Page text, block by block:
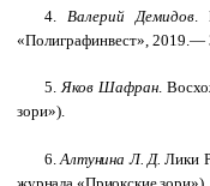
4. Валерий Демидов
«Полиграфинвест», 2019.—
5.Яков Шафран.
зори»).
6.Алтунина Л. Д. Лики